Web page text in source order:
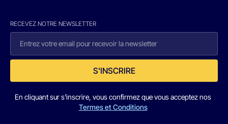
RECEVEZ NOTRE NEWSLETTER
S'INSCRIRE
En cliquant sur s'inscrire, vous confirmez que vous acceptez nos
Termes et Conditions